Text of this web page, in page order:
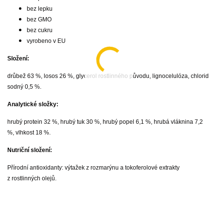
bez lepku
bez GMO
bez cukru
vyrobeno v EU
Složení:
drůbež 63 %, losos 26 %, glycerol rostlinného původu, lignocelulóza, chlorid
sodný 0,5 %.
Analytické složky:
hrubý protein 32 %, hrubý tuk 30 %, hrubý popel 6,1 %, hrubá vláknina 7,2
%, vlhkost 18 %.
Nutriční složení:
Přírodní antioxidanty: výtažek z rozmarýnu a tokoferolové extrakty
z rostlinných olejů.